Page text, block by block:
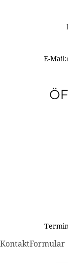
E-Mail:
KontaktFormular